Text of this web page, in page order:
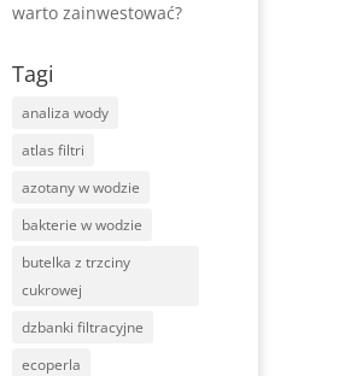
warto zainwestować?
Tagi
analiza wody
atlas filtri
azotany w wodzie
bakterie w wodzie
butelka z trzciny
cukrowej
dzbanki filtracyjne
ecoperla